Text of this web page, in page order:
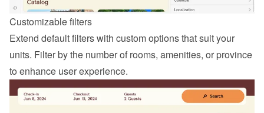
Customizable filters
Extend default filters with custom options that suit your
units. Filter by the number of rooms, amenities, or province
to enhance user experience.